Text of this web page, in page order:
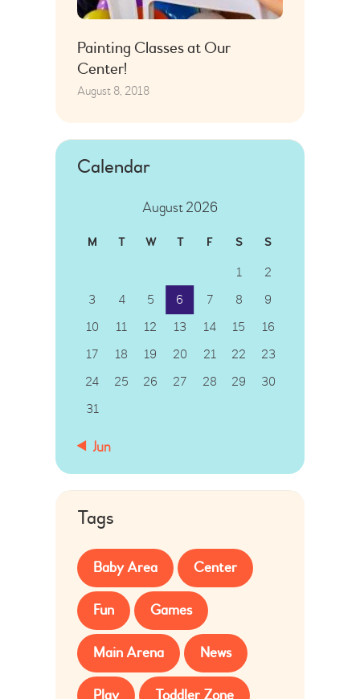
Painting Classes at Our
Center!
August 8, 2018
Calendar
August 2026
M T W T F S S
1
2
3
4 5 6 7 8
9
10
11 12 13 14 15
16
17
18 19 20 21 22
23
24
25 26 27 28 29
30
31
« Jun
Tags
Baby Area Center
Fun Games
Main Arena News